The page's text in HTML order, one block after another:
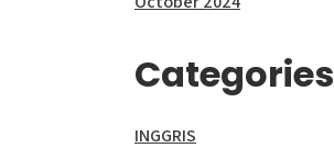
Categories
INGGRIS